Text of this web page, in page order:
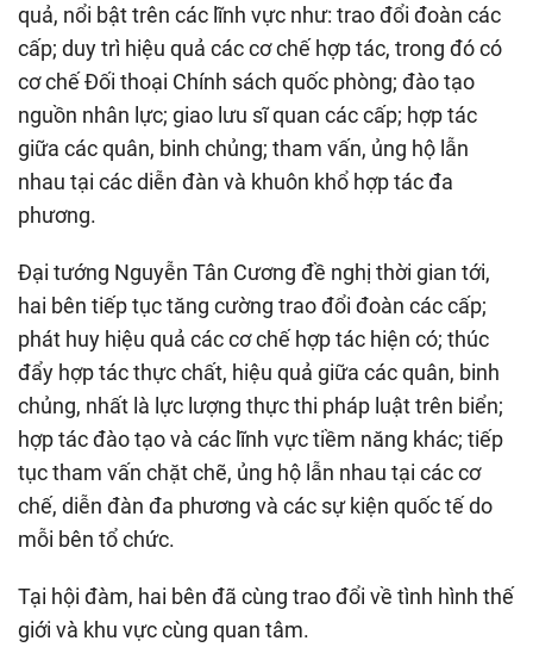
quả, nổi bật trên các lĩnh vực như: trao đổi đoàn các
cấp; duy trì hiệu quả các cơ chế hợp tác, trong đó có
cơ chế Đối thoại Chính sách quốc phòng; đào tạo
nguồn nhân lực; giao lưu sĩ quan các cấp; hợp tác
giữa các quân, binh chủng; tham vấn, ủng hộ lẫn
nhau tại các diễn đàn và khuôn khổ hợp tác đa
phương.
Đại tướng Nguyễn Tân Cương đề nghị thời gian tới,
hai bên tiếp tục tăng cường trao đổi đoàn các cấp;
phát huy hiệu quả các cơ chế hợp tác hiện có; thúc
đẩy hợp tác thực chất, hiệu quả giữa các quân, binh
chủng, nhất là lực lượng thực thi pháp luật trên biển;
hợp tác đào tạo và các lĩnh vực tiềm năng khác; tiếp
tục tham vấn chặt chẽ, ủng hộ lẫn nhau tại các cơ
chế, diễn đàn đa phương và các sự kiện quốc tế do
mỗi bên tổ chức.
Tại hội đàm, hai bên đã cùng trao đổi về tình hình thế
giới và khu vực cùng quan tâm.